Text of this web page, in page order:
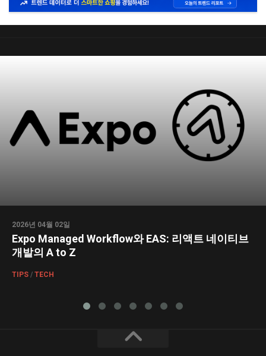
2026년 04월 02일
Expo Managed Workflow와 EAS: 리액트 네이티브
개발의 A to Z
TIPS / TECH